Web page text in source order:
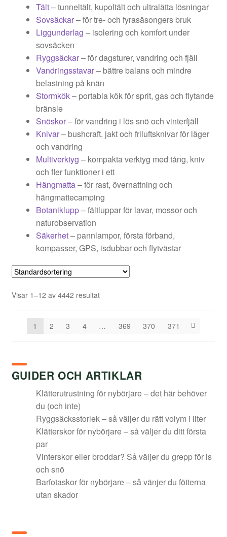
Tält– tunneltält, kupoltält och ultralätta lösningar
Sovsäckar– för tre- och fyrasäsongers bruk
Liggunderlag – isolering och komfort under
sovsäcken
Ryggsäckar– för dagsturer, vandring och fjäll
Vandringsstavar– bättre balans och mindre
belastning på knän
Stormkök– portabla kök för sprit, gas och flytande
bränsle
Snöskor– för vandring i lös snö och vinterfjäll
Knivar– bushcraft, jakt och friluftsknivar för läger
och vandring
Multiverktyg – kompakta verktyg med tång, kniv
och fler funktioner i ett
Hängmatta– för rast, övernattning och
hängmattecamping
Botaniklupp– fältluppar för lavar, mossor och
naturobservation
Säkerhet– pannlampor, första förband,
kompasser, GPS, isdubbar och flytvästar
Visar 1–12 av 4442 resultat
1 2 3 4 … 369 370 371
GUIDER OCH ARTIKLAR
Klätterutrustning för nybörjare – det här behöver
du (och inte)
Ryggsäcksstorlek – så väljer du rätt volym i liter
Klätterskor för nybörjare – så väljer du ditt första
par
Vinterskor eller broddar? Så väljer du grepp för is
och snö
Barfotaskor för nybörjare – så vänjer du fötterna
utan skador